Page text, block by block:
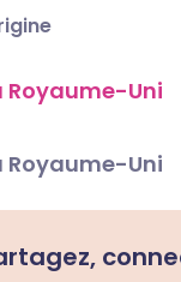
Royaume-Uni
Royaume-Uni